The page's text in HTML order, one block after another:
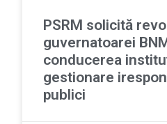
PSRM solicită
guvernatoarei
conducerea
gestionare
publici